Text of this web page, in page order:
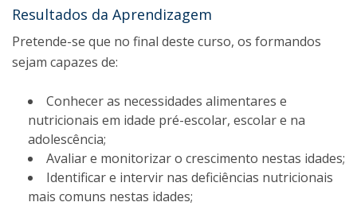
Resultados da Aprendizagem
Pretende-se que no final deste curso, os formandos
sejam capazes de:
Conhecer as necessidades alimentares e
nutricionais em idade pré-escolar, escolar e na
adolescência;
Avaliar e monitorizar o crescimento nestas idades;
Identificar e intervir nas deficiências nutricionais
mais comuns nestas idades;